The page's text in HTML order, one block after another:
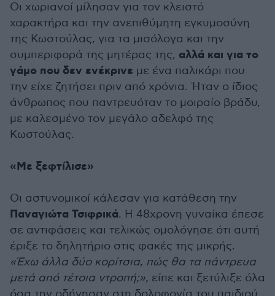
Οι χωριανοί μίλησαν για τον κλειστό
χαρακτήρα και την ανεπιθύμητη εγκυμοσύνη
της Κωστούλας, για τα μισόλογα και την
συμπεριφορά της μητέρας της, αλλά και για το
γάμο που δεν ενέκρινε με ένα παλικάρι που
την είχε ζητήσει πριν από χρόνια. Ήταν ο ίδιος
άνθρωπος που παντρευόταν το μοιραίο βράδυ,
με καλεσμένο τον μεγάλο αδελφό της
Κωστούλας.
«Με ξεφτίλισε»
Οι αστυνομικοί κάλεσαν για κατάθεση την
Παναγιώτα Τσιφρικά. Η 48χρονη γυναίκα έπεσε
σε αντιφάσεις και τελικώς ομολόγησε ότι αυτή
έριξε το δηλητήριο στις φακές της μικρής.
«Έχω άλλα δύο κορίτσια, πώς θα τα πάντρευα
μετά από τέτοια ντροπή;», είπε και ξετύλιξε όλα